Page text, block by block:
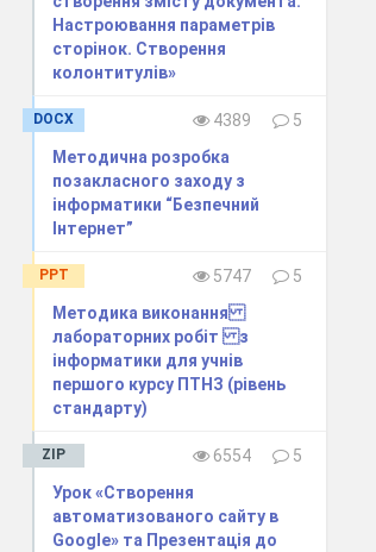
Настроювання параметрів
сторінок. Створення
колонтитулів»
DOCX 4389
5
Методична розробка
позакласного заходу з
інформатики “Безпечний
Інтернет”
PPT 5747
5
Методика виконання
лабораторних робіт з
інформатики для учнів
першого курсу ПТНЗ (рівень
стандарту)
ZIP 6554
5
Урок «Створення
автоматизованого сайту в
Google» та Презентація до